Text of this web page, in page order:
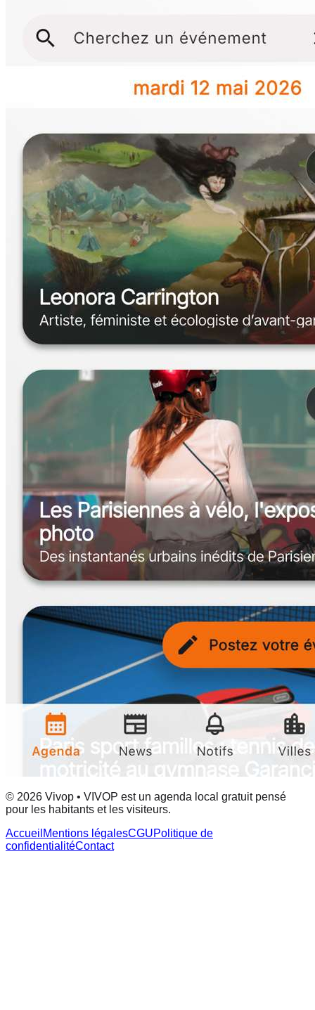
© 2026 Vivop • VIVOP est un agenda local gratuit pensé
pour les habitants et les visiteurs.
Accueil Mentions légalesCGUPolitique de
confidentialitéContact